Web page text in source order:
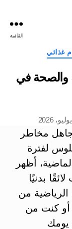
القائمة
غذائي
والصحة في
مخاطر
لفترة
أظهر
بدنيًا
من
أو كنت من
يومك